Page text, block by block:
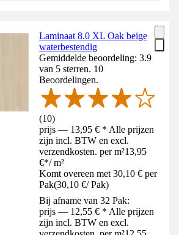
Laminaat 8.0 XL Oak beige
waterbestendig
Gemiddelde beoordeling: 3.9
van 5 sterren. 10
Beoordelingen.
(10)
prijs — 13,95 € * Alle prijzen
zijn incl. BTW en excl.
verzendkosten. per m²13,95
€*/ m²
Komt overeen met 30,10 € per
Pak(30,10 €/ Pak)
Bij afname van 32 Pak:
prijs — 12,55 € * Alle prijzen
zijn incl. BTW en excl.